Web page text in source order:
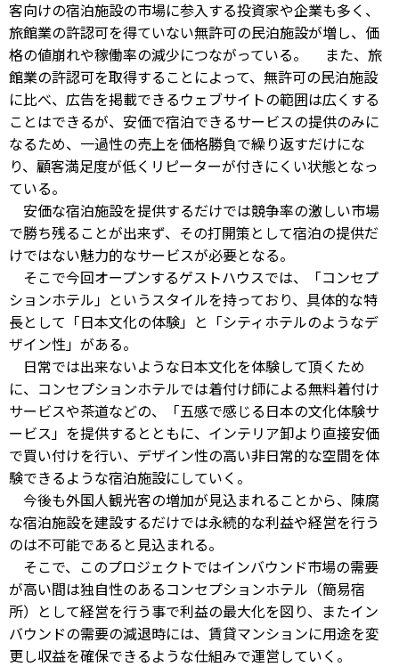
客向けの宿泊施設の市場に参入する投資家や企業も多く、
旅館業の許認可を得ていない無許可の民泊施設が増し、価
格の値崩れや稼働率の減少につながっている。 また、旅
館業の許認可を取得することによって、無許可の民泊施設
に比べ、広告を掲載できるウェブサイトの範囲は広くする
ことはできるが、安価で宿泊できるサービスの提供のみに
なるため、一過性の売上を価格勝負で繰り返すだけにな
り、顧客満足度が低くリピーターが付きにくい状態となっ
ている。
安価な宿泊施設を提供するだけでは競争率の激しい市場
で勝ち残ることが出来ず、その打開策として宿泊の提供だ
けではない魅力的なサービスが必要となる。
そこで今回オープンするゲストハウスでは、「コンセプ
ションホテル」というスタイルを持っており、具体的な特
長として「日本文化の体験」と「シティホテルのようなデ
ザイン性」がある。
日常では出来ないような日本文化を体験して頂くため
に、コンセプションホテルでは着付け師による無料着付け
サービスや茶道などの、「五感で感じる日本の文化体験サ
ービス」を提供するとともに、インテリア卸より直接安価
で買い付けを行い、デザイン性の高い非日常的な空間を体
験できるような宿泊施設にしていく。
今後も外国人観光客の増加が見込まれることから、陳腐
な宿泊施設を建設するだけでは永続的な利益や経営を行う
のは不可能であると見込まれる。
そこで、このプロジェクトではインバウンド市場の需要
が高い間は独自性のあるコンセプションホテル（簡易宿
所）として経営を行う事で利益の最大化を図り、またイン
バウンドの需要の減退時には、賃貸マンションに用途を変
更し収益を確保できるような仕組みで運営していく。